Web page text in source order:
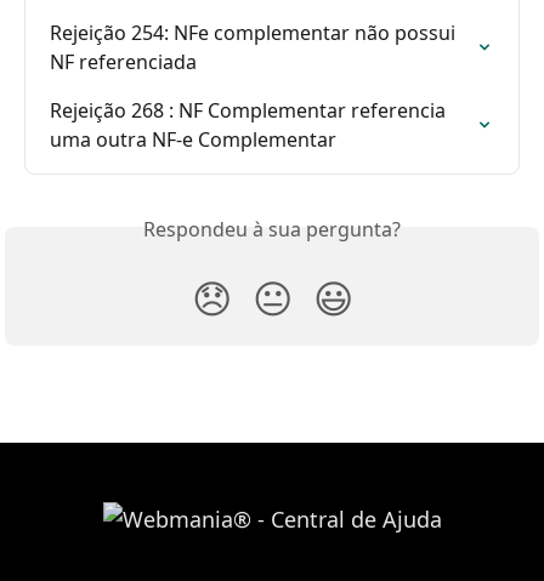
Rejeição 254: NFe complementar não possui
NF referenciada
Rejeição 268 : NF Complementar referencia
uma outra NF-e Complementar
Respondeu à sua pergunta?
😞 😐 😃